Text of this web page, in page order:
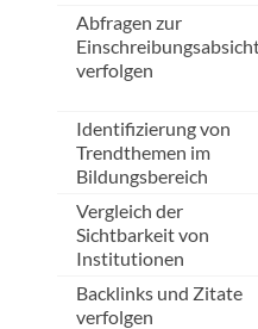
Abfragen zur
verfolgen
Identifizierung von
Trendthemen im
Bildungsbereich
Vergleich der
Sichtbarkeit von
Institutionen
Backlinks und Zitate
verfolgen